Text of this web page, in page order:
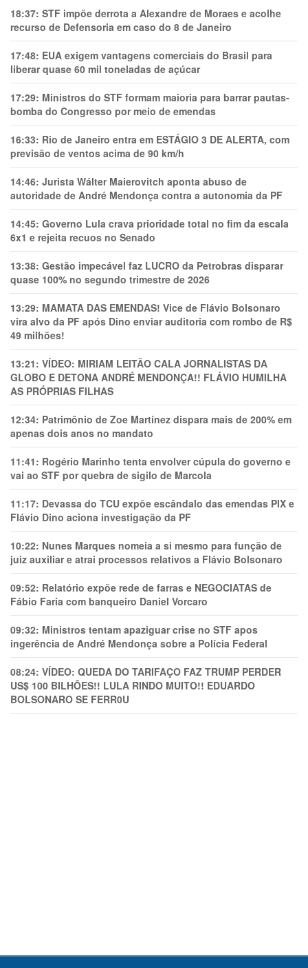
18:37: STF impõe derrota a Alexandre de Moraes e acolhe
recurso de Defensoria em caso do 8 de Janeiro
17:48: EUA exigem vantagens comerciais do Brasil para
liberar quase 60 mil toneladas de açúcar
17:29: Ministros do STF formam maioria para barrar pautas-
bomba do Congresso por meio de emendas
16:33: Rio de Janeiro entra em ESTÁGIO 3 DE ALERTA, com
previsão de ventos acima de 90 km/h
14:46: Jurista Wálter Maierovitch aponta abuso de
autoridade de André Mendonça contra a autonomia da PF
14:45: Governo Lula crava prioridade total no fim da escala
6x1 e rejeita recuos no Senado
13:38: Gestão impecável faz LUCRO da Petrobras disparar
quase 100% no segundo trimestre de 2026
13:29: MAMATA DAS EMENDAS! Vice de Flávio Bolsonaro
vira alvo da PF após Dino enviar auditoria com rombo de R$
49 milhões!
13:21: VÍDEO: MIRIAM LEITÃO CALA JORNALISTAS DA
GLOBO E DETONA ANDRÉ MENDONÇA!! FLÁVIO HUMILHA
AS PRÓPRIAS FILHAS
12:34: Patrimônio de Zoe Martínez dispara mais de 200% em
apenas dois anos no mandato
11:41: Rogério Marinho tenta envolver cúpula do governo e
vai ao STF por quebra de sigilo de Marcola
11:17: Devassa do TCU expõe escândalo das emendas PIX e
Flávio Dino aciona investigação da PF
10:22: Nunes Marques nomeia a si mesmo para função de
juiz auxiliar e atrai processos relativos a Flávio Bolsonaro
09:52: Relatório expõe rede de farras e NEGOCIATAS de
Fábio Faria com banqueiro Daniel Vorcaro
09:32: Ministros tentam apaziguar crise no STF apos
ingerência de André Mendonça sobre a Polícia Federal
08:24: VÍDEO: QUEDA DO TARIFAÇO FAZ TRUMP PERDER
US$ 100 BILHÕES!! LULA RINDO MUITO!! EDUARDO
BOLSONARO SE FERR0U